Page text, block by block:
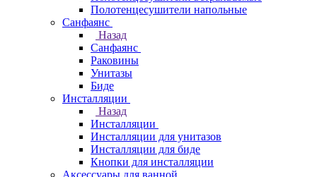
Полотенцесушители напольные
Санфаянс
Назад
Санфаянс
Раковины
Унитазы
Биде
Инсталляции
Назад
Инсталляции
Инсталляции для унитазов
Инсталляции для биде
Кнопки для инсталляции
Аксессуары для ванной